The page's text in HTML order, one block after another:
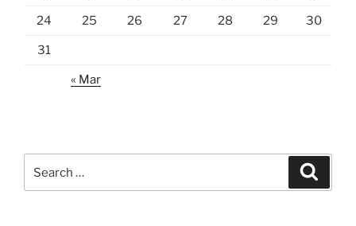
24 25 26 27 28 29 30
31
« Mar
for: